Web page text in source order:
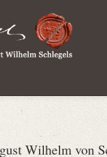
Wilhelm von